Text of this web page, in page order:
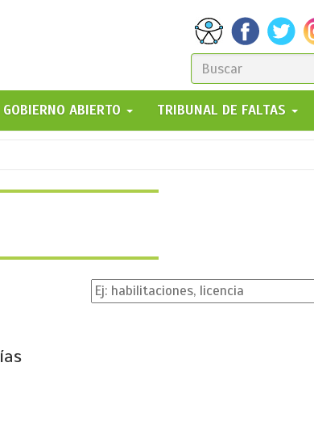
DE
GO!
GOBIERNO ABIERTO TRIBUNAL DE FALTAS